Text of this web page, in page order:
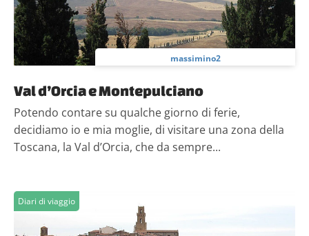
massimino2
Val d’Orcia e Montepulciano
Potendo contare su qualche giorno di ferie,
decidiamo io e mia moglie, di visitare una zona della
Toscana, la Val d’Orcia, che da sempre...
Diari di viaggio